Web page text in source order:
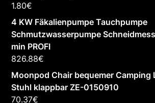
1.80€
4 KW Fäkalienpumpe Tauchpumpe
Schmutzwasserpumpe
min PROFI
826.88€
Moonpod Chair bequemer Camping
Stuhl klappbar ZE-0150910
70.37€